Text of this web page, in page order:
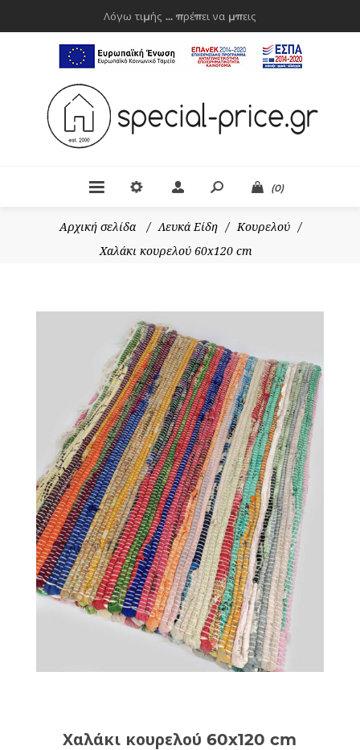
Λόγω τιμής ... πρέπει να μπεις
(0)
Αρχική σελίδα / Λευκά Είδη / Κουρελού
/
Χαλάκι κουρελού 60x120 cm
Χαλάκι κουρελού 60x120 cm